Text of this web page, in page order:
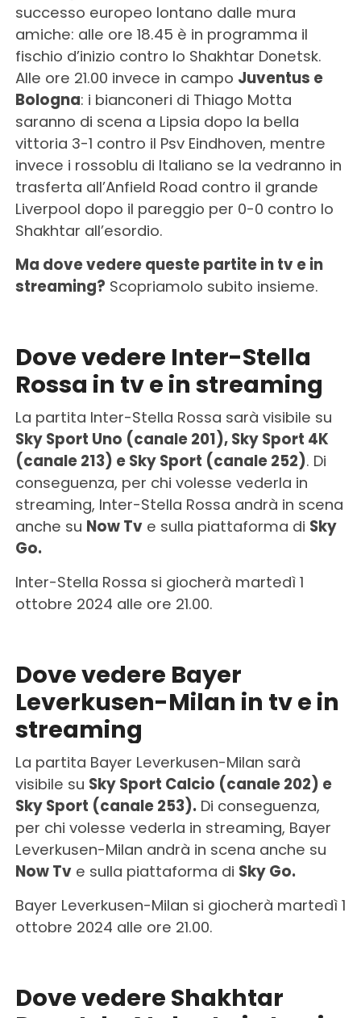
successo europeo lontano dalle mura
amiche: alle ore 18.45 è in programma il
fischio d’inizio contro lo Shakhtar Donetsk.
Alle ore 21.00 invece in campo Juventus e
Bologna: i bianconeri di Thiago Motta
saranno di scena a Lipsia dopo la bella
vittoria 3-1 contro il Psv Eindhoven, mentre
invece i rossoblu di Italiano se la vedranno in
trasferta all’Anfield Road contro il grande
Liverpool dopo il pareggio per 0-0 contro lo
Shakhtar all’esordio.
Ma dove vedere queste partite in tv e in
streaming? Scopriamolo subito insieme.
Dove vedere Inter-Stella
Rossa in tv e in streaming
La partita Inter-Stella Rossa sarà visibile su
Sky Sport Uno (canale 201), Sky Sport 4K
(canale 213) e Sky Sport (canale 252). Di
conseguenza, per chi volesse vederla in
streaming, Inter-Stella Rossa andrà in scena
anche su Now Tve sulla piattaforma di Sky
Go.
Inter-Stella Rossa si giocherà martedì 1
ottobre 2024 alle ore 21.00.
Dove vedere Bayer
Leverkusen-Milan in tv e in
streaming
La partita Bayer Leverkusen-Milan sarà
visibile su Sky Sport Calcio (canale 202) e
Sky Sport (canale 253). Di conseguenza,
per chi volesse vederla in streaming, Bayer
Leverkusen-Milan andrà in scena anche su
Now Tve sulla piattaforma di Sky Go.
Bayer Leverkusen-Milan si giocherà martedì 1
ottobre 2024 alle ore 21.00.
Dove vedere Shakhtar